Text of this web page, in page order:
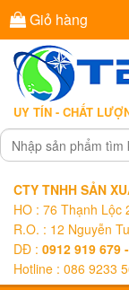
Giỏ hàng
UY TÍN - CHẤT
CTY TNHH SẢN
HO : 76 Thạnh Lộc
R.O. : 12 Nguyễn
DĐ : 0912 919 679
Hotline : 086 9233